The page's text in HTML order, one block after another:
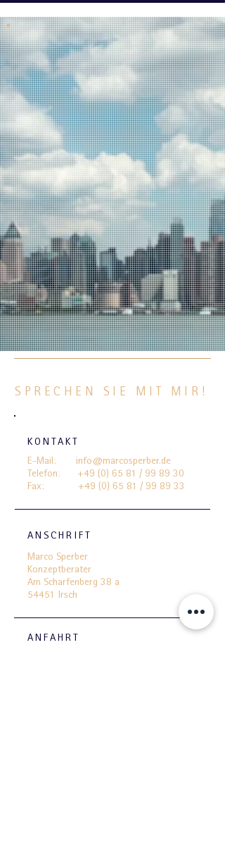
SPRECHEN SIE MIT MIR!
KONTAKT
E-Mail: info@marcosperber.de
Telefon: +49 (0) 65 81 / 99 89 30
Fax: +49 (0) 65 81 / 99 89 33
ANSCHRIFT
Marco Sperber
Konzeptberater
Am Scharfenberg 38 a
54451 Irsch
ANFAHRT